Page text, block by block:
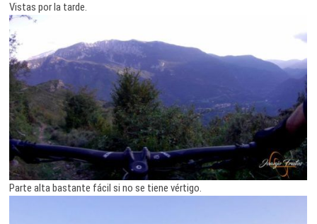
Vistas por la tarde.
Parte alta bastante fácil si no se tiene vértigo.